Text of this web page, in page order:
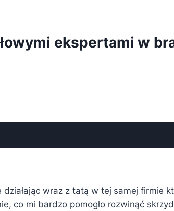
ekspertami w
wraz z tatą w tej samej firmie
co mi bardzo pomogło rozwinąć